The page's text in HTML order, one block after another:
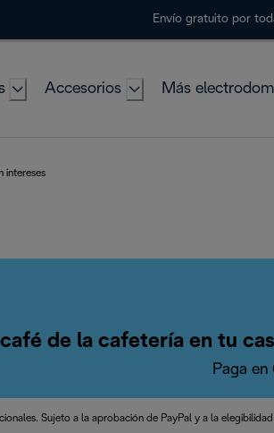
Envío gratuito por
Accesorios Más
intereses
café de la cafetería en tu
Paga
Sujeto a la aprobación de PayPal y a la